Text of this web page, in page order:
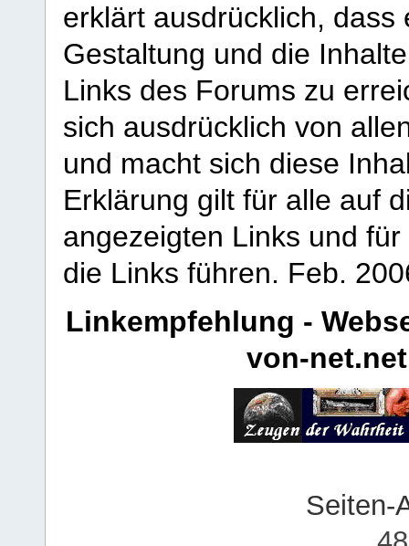
erklärt ausdrücklich,
Gestaltung und die
Links des Forums zu
sich ausdrücklich von
und macht sich diese
Erklärung gilt für alle auf
angezeigten Links und
die Links führen. Feb.
Linkempfehlung -
von-net.net
Seiten-